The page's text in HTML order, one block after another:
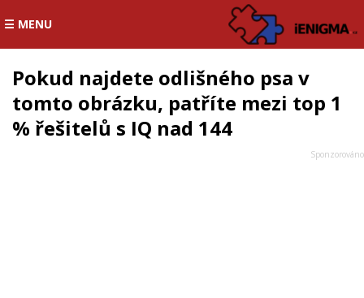
☰ MENU
Pokud najdete odlišného psa v
tomto obrázku, patříte mezi top 1
% řešitelů s IQ nad 144